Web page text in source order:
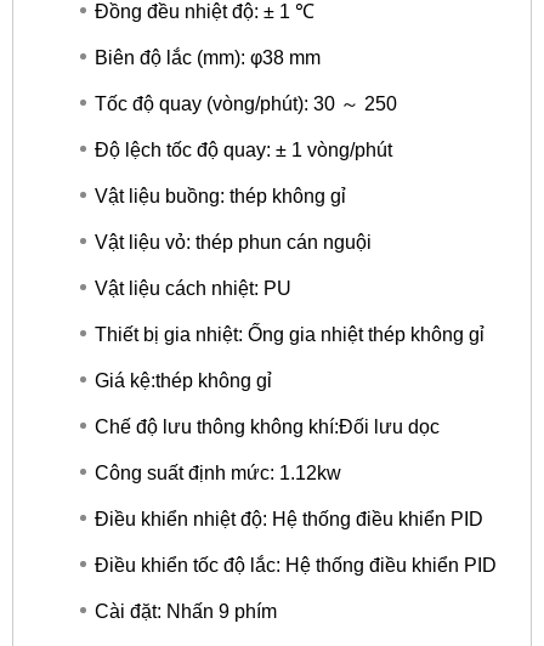
Đồng đều nhiệt độ: ± 1 ℃
Biên độ lắc (mm): φ38 mm
Tốc độ quay (vòng/phút): 30 ～ 250
Độ lệch tốc độ quay: ± 1 vòng/phút
Vật liệu buồng: thép không gỉ
Vật liệu vỏ: thép phun cán nguội
Vật liệu cách nhiệt: PU
Thiết bị gia nhiệt: Ống gia nhiệt thép không gỉ
Giá kệ:thép không gỉ
Chế độ lưu thông không khí:Đối lưu dọc
Công suất định mức: 1.12kw
Điều khiển nhiệt độ: Hệ thống điều khiển PID
Điều khiển tốc độ lắc: Hệ thống điều khiển PID
Cài đặt: Nhấn 9 phím